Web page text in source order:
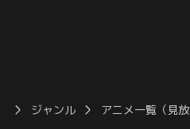
ジャンル アニメ一覧（見放